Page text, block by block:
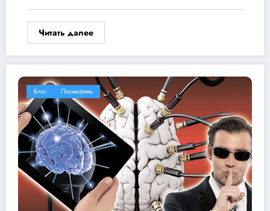
Читать далее
Блог Посмотреть